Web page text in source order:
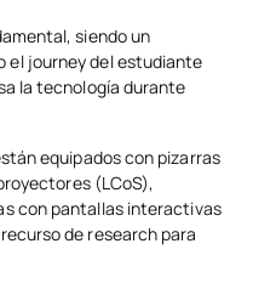
siendo un
el journey del estudiante
la tecnología durante
equipados con pizarras
(LCoS),
con pantallas interactivas
de research para